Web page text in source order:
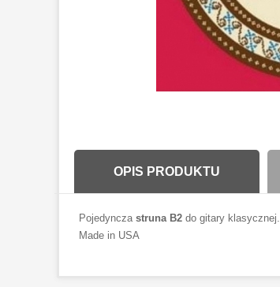
OPIS PRODUKTU
Pojedyncza struna B2 do gitary klasycznej.
Made in USA